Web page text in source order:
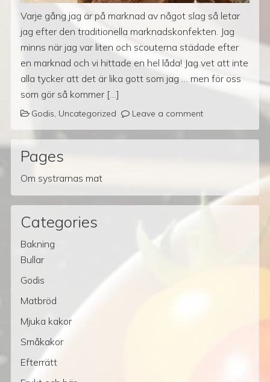
Varje gång jag är på marknad av något slag så letar
jag efter den traditionella marknadskonfekten. Jag
minns när jag var liten och scouterna städade efter
en marknad och vi hittade en hel låda! Jag vet att inte
alla tycker att det är lika gott som jag … men för oss
som gör så kommer […]
Godis, Uncategorized Leave a comment
Pages
Om systrarnas mat
Categories
Bakning
Bullar
Godis
Matbröd
Mjuka kakor
Småkakor
Efterrätt